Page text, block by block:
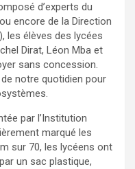
d’experts du
encore de la Direction
les élèves des lycées
Dirat, Léon Mba et
sans concession.
notre quotidien pour
par l’Institution
marqué les
sur 70, les lycéens ont
un sac plastique,